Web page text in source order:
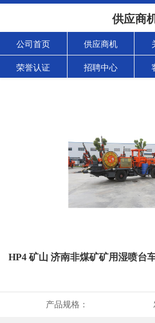
供应商
公司首页 供应商机
荣誉认证 招聘中心
HP4 矿山 济南非煤矿矿用湿喷台
产品规格：